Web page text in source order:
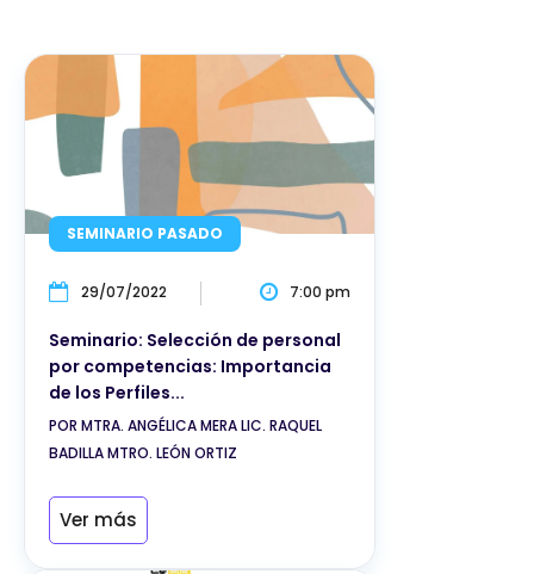
SEMINARIO PASADO
29/07/2022 7:00 pm
Seminario: Selección de personal
por competencias: Importancia
de los Perfiles...
POR MTRA. ANGÉLICA MERA LIC. RAQUEL
BADILLA MTRO. LEÓN ORTIZ
Ver más